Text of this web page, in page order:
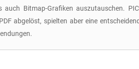
Bitmap-Grafiken auszutauschen.
abgelöst, spielten aber eine